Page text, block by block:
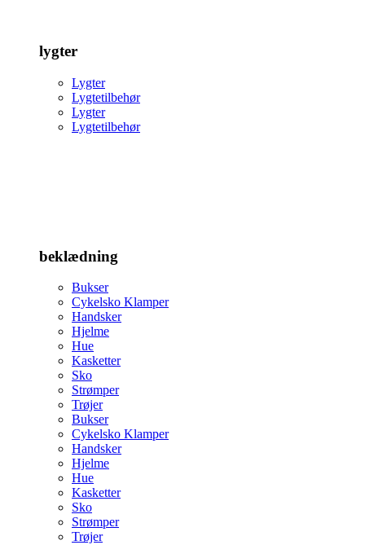
lygter
Lygter
Lygtetilbehør
Lygter
Lygtetilbehør
beklædning
Bukser
Cykelsko Klamper
Handsker
Hjelme
Hue
Kasketter
Sko
Strømper
Trøjer
Bukser
Cykelsko Klamper
Handsker
Hjelme
Hue
Kasketter
Sko
Strømper
Trøjer